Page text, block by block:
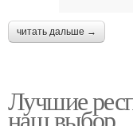
читать дальше →
Лучшие